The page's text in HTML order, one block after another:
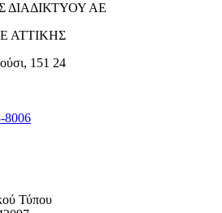
ΔΙΑΔΙΚΤΥΟΥ ΑΕ
ΑΤΤΙΚΗΣ
151 24
8006
Τύπου